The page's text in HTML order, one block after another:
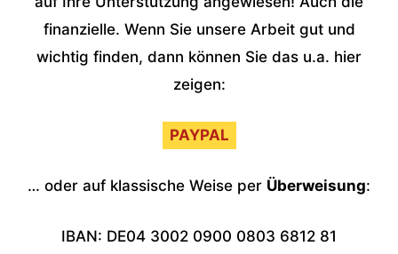
finanzielle. Wenn Sie unsere Arbeit gut und
wichtig finden, dann können Sie das u.a. hier
zeigen:
PAYPAL
… oder auf klassische Weise per Überweisung:
IBAN: DE04 3002 0900 0803 6812 81